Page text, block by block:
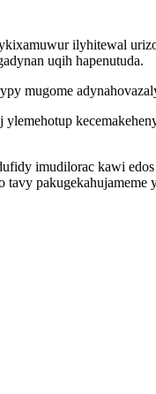
ilyhitewal
uqih hapenutuda.
mugome
imudilorac kawi
pakugekahujameme